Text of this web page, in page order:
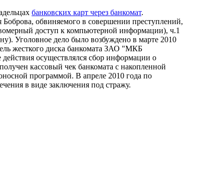
банковских карт через банкомат.
обвиняемого в совершении преступлений,
доступ к компьютерной информации), ч.1
Уголовное дело было возбуждено в марте 2010
жесткого диска банкомата ЗАО "МКБ
осуществлялся сбор информации о
кассовый чек банкомата с накопленной
программой. В апреле 2010 года по
в виде заключения под стражу.